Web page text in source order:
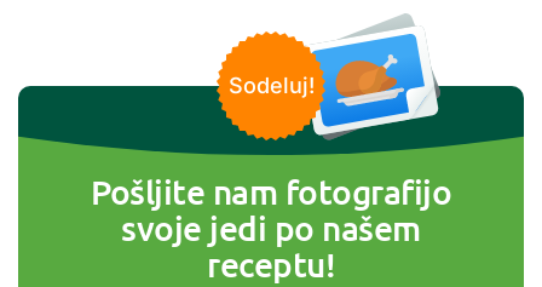
Sodeluj!
Pošljite nam fotografijo
svoje jedi po našem
receptu!